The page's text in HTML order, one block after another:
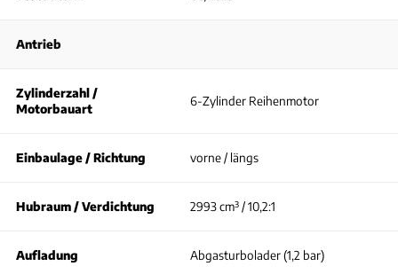
Antrieb
Zylinderzahl /
Motorbauart
6-Zylinder Reihenmotor
Einbaulage / Richtung vorne / längs
Hubraum / Verdichtung 2993 cm³ / 10,2:1
Aufladung Abgasturbolader (1,2 bar)